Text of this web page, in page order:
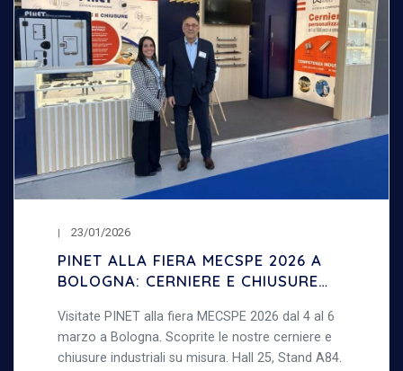
23/01/2026
PINET ALLA FIERA MECSPE 2026 A
BOLOGNA: CERNIERE E CHIUSURE
Visitate PINET alla fiera MECSPE 2026 dal 4 al 6
marzo a Bologna. Scoprite le nostre cerniere e
chiusure industriali su misura. Hall 25, Stand A84.